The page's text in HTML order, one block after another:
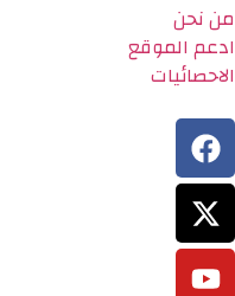
من نحن
ادعم الموقع
الاحصائيات